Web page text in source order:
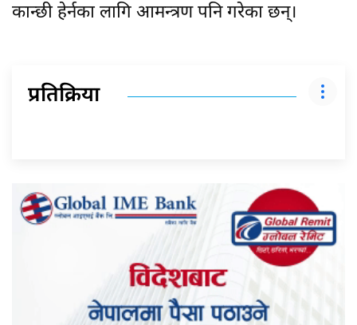
कान्छी हेर्नका लागि आमन्त्रण पनि गरेका छन्।
प्रतिक्रिया